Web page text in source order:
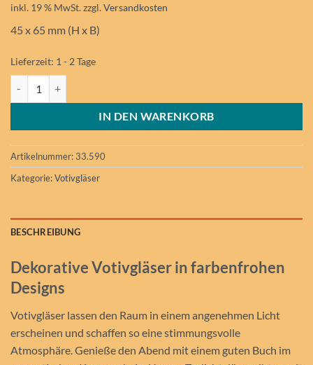
inkl. 19 % MwSt.zzgl.Versandkosten
45 x 65 mm (H x B)
Lieferzeit: 1 - 2 Tage
IN DEN WARENKORB
Artikelnummer: 33.590
Kategorie:Votivgläser
BESCHREIBUNG
Dekorative Votivgläser in farbenfrohen
Designs
Votivgläser lassen den Raum in einem angenehmen Licht
erscheinen und schaffen so eine stimmungsvolle
Atmosphäre. Genieße den Abend mit einem guten Buch im